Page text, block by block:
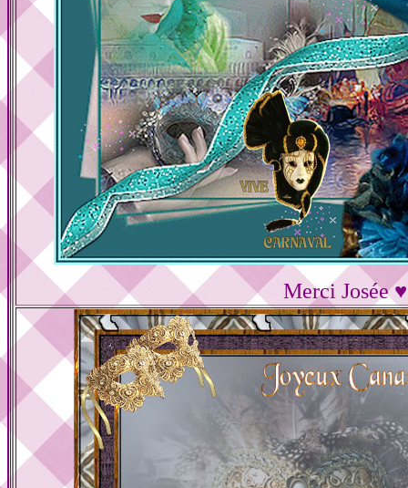
Merci Josée ♥